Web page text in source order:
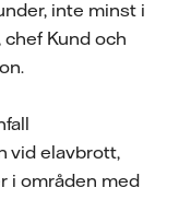
inte minst i
chef Kund och
vid elavbrott,
i områden med